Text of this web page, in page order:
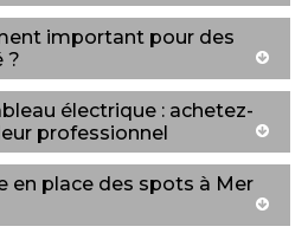
important pour des
?
électrique : achetez-
professionnel
en place des spots à Mer